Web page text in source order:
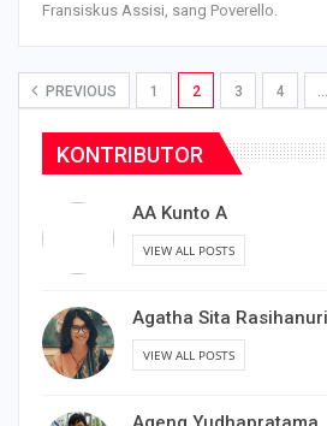
Fransiskus Assisi, sang Poverello.
PREVIOUS 1 2 3 4 …
KONTRIBUTOR
AA Kunto A
VIEW ALL POSTS
Agatha Sita Rasihanuri
VIEW ALL POSTS